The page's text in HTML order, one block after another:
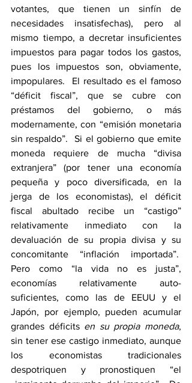
votantes, que tienen un sinfín de
necesidades insatisfechas), pero al
mismo tiempo, a decretar insuficientes
impuestos para pagar todos los gastos,
pues los impuestos son, obviamente,
impopulares.  El resultado es el famoso
“déficit fiscal”, que se cubre con
préstamos del gobierno, o más
modernamente, con “emisión monetaria
sin respaldo”.  Si el gobierno que emite
moneda requiere de mucha “divisa
extranjera” (por tener una economía
pequeña y poco diversificada, en la
jerga de los economistas), el déficit
fiscal abultado recibe un “castigo”
relativamente inmediato con la
devaluación de su propia divisa y su
concomitante “inflación importada”.
Pero como “la vida no es justa”,
economías relativamente auto-
suficientes, como las de EEUU y el
Japón, por ejemplo, pueden acumular
grandes déficits en su propia moneda,
sin tener ese castigo inmediato, aunque
los economistas tradicionales
despotriquen y pronostiquen “el